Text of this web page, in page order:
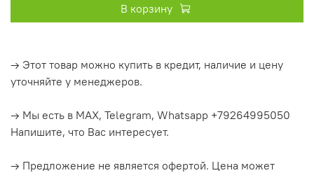
В корзину
→ Этот товар можно купить в кредит, наличие и цену
уточняйте у менеджеров.
→ Мы есть в MAX, Telegram, Whatsapp +79264995050
Напишите, что Вас интересует.
→ Предложение не является офертой. Цена может